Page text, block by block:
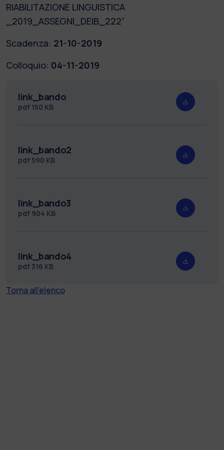
RIABILITAZIONE LINGUISTICA
_2019_ASSEGNI_DEIB_222”
Scadenza: 21-10-2019
Colloquio: 04-11-2019
link_bando
pdf 150 KB
link_bando2
pdf 590 KB
link_bando3
pdf 904 KB
link_bando4
pdf 316 KB
Torna all'elenco